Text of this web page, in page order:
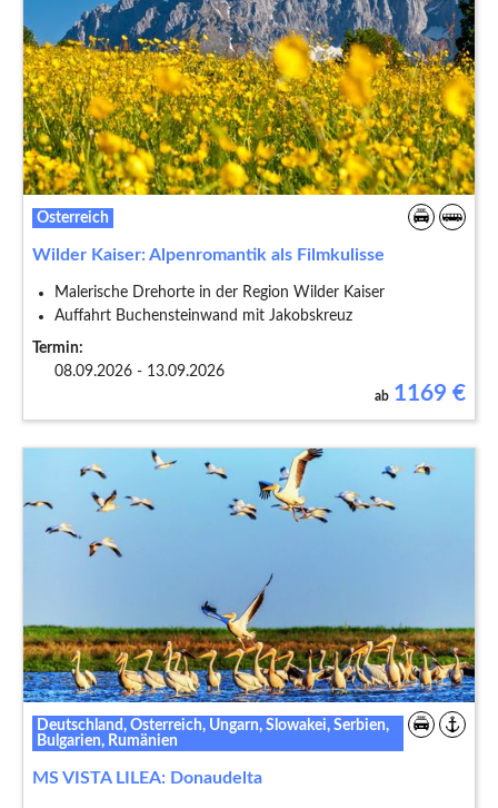
Österreich
Wilder Kaiser: Alpenromantik als Filmkulisse
Malerische Drehorte in der Region Wilder Kaiser
Auffahrt Buchensteinwand mit Jakobskreuz
Termin:
08.09.2026 - 13.09.2026
ab 1169 €
Deutschland, Österreich, Ungarn, Slowakei, Serbien,
Bulgarien, Rumänien
MS VISTA LILEA: Donaudelta